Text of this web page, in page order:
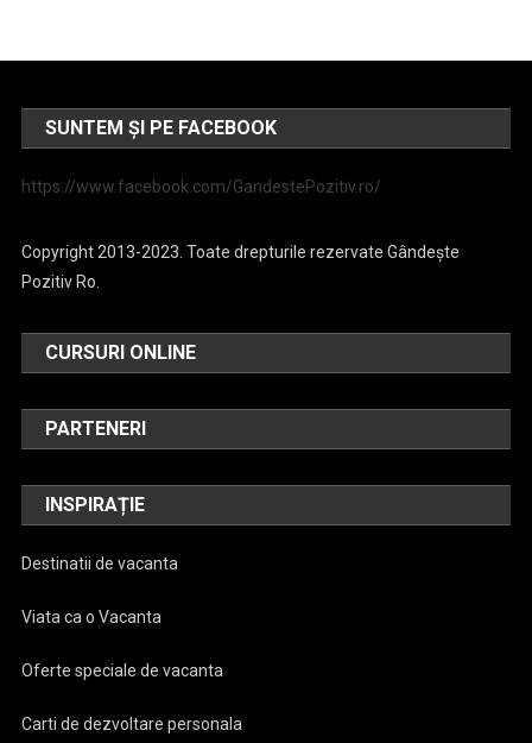
SUNTEM ȘI PE FACEBOOK
https://www.facebook.com/GandestePozitiv.ro/
Copyright 2013-2023. Toate drepturile rezervate Gândește
Pozitiv Ro.
CURSURI ONLINE
PARTENERI
INSPIRAȚIE
Destinatii de vacanta
Viata ca o Vacanta
Oferte speciale de vacanta
Carti de dezvoltare personala